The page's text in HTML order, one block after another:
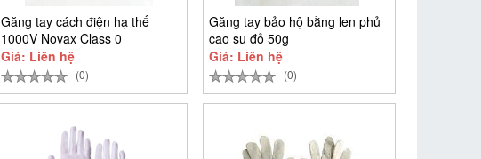
Găng tay cách điện hạ thế
1000V Novax Class 0
Giá: Liên hệ
(0)
Găng tay bảo hộ bằng len phủ
cao su đỏ 50g
Giá: Liên hệ
(0)